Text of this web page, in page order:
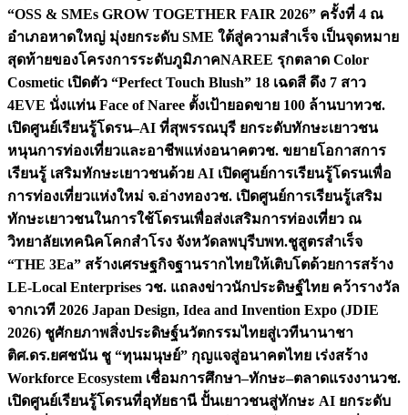
“OSS & SMEs GROW TOGETHER FAIR 2026” ครั้งที่ 4 ณ
อำเภอหาดใหญ่ มุ่งยกระดับ SME ใต้สู่ความสำเร็จ เป็นจุดหมาย
สุดท้ายของโครงการระดับภูมิภาคNAREE รุกตลาด Color
Cosmetic เปิดตัว “Perfect Touch Blush” 18 เฉดสี ดึง 7 สาว
4EVE นั่งแท่น Face of Naree ตั้งเป้ายอดขาย 100 ล้านบาทวช.
เปิดศูนย์เรียนรู้โดรน–AI ที่สุพรรณบุรี ยกระดับทักษะเยาวชน
หนุนการท่องเที่ยวและอาชีพแห่งอนาคตวช. ขยายโอกาสการ
เรียนรู้ เสริมทักษะเยาวชนด้วย AI เปิดศูนย์การเรียนรู้โดรนเพื่อ
การท่องเที่ยวแห่งใหม่ จ.อ่างทองวช. เปิดศูนย์การเรียนรู้เสริม
ทักษะเยาวชนในการใช้โดรนเพื่อส่งเสริมการท่องเที่ยว ณ
วิทยาลัยเทคนิคโคกสำโรง จังหวัดลพบุรีบพท.ชูสูตรสำเร็จ
“THE 3Ea” สร้างเศรษฐกิจฐานรากไทยให้เติบโตด้วยการสร้าง
LE-Local Enterprises วช. แถลงข่าวนักประดิษฐ์ไทย คว้ารางวัล
จากเวที 2026 Japan Design, Idea and Invention Expo (JDIE
2026) ชูศักยภาพสิ่งประดิษฐ์นวัตกรรมไทยสู่เวทีนานาชา
ติศ.ดร.ยศชนัน ชู “ทุนมนุษย์” กุญแจสู่อนาคตไทย เร่งสร้าง
Workforce Ecosystem เชื่อมการศึกษา–ทักษะ–ตลาดแรงงานวช.
เปิดศูนย์เรียนรู้โดรนที่อุทัยธานี ปั้นเยาวชนสู่ทักษะ AI ยกระดับ